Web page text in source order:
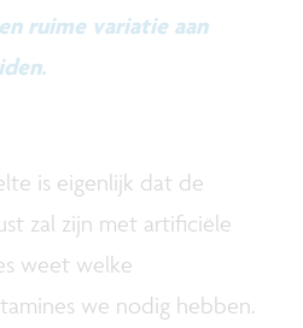
ruime variatie aan
is eigenlijk dat de
zal zijn met artificiële
weet welke
we nodig hebben.